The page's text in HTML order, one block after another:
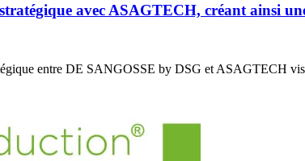
avec ASAGTECH, créant ainsi
entre DE SANGOSSE by DSG et ASAGTECH